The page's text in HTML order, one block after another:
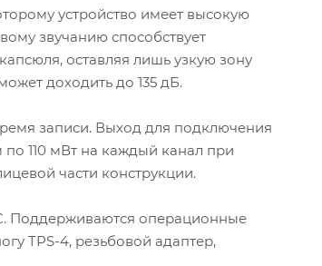
устройство имеет высокую
звучанию способствует
оставляя лишь узкую зону
доходить до 135 дБ.
записи. Выход для подключения
110 мВт на каждый канал при
части конструкции.
Поддерживаются операционные
TPS-4, резьбовой адаптер,